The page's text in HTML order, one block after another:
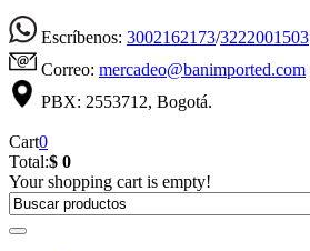
Escríbenos: 3002162173/3222001503
Correo: mercadeo@banimported.com
PBX: 2553712, Bogotá.
Cart0
Total:$ 0
Your shopping cart is empty!